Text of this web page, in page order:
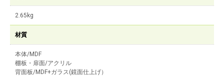
2.65kg
材質
本体/MDF
棚板・扉面/アクリル
背面板/MDF+ガラス(鏡面仕上げ）